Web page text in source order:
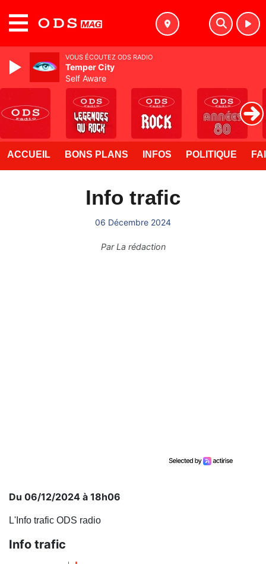
ACCUEIL BONS PLANS INFOS POLITIQUE
Info trafic
06 Décembre 2024
ParLa rédaction
Du 06/12/2024 à 18h06
L'Info trafic ODS radio
Info trafic
VOUS ÉCOUTEZ ODS RADIO
Temper City
Self Aware